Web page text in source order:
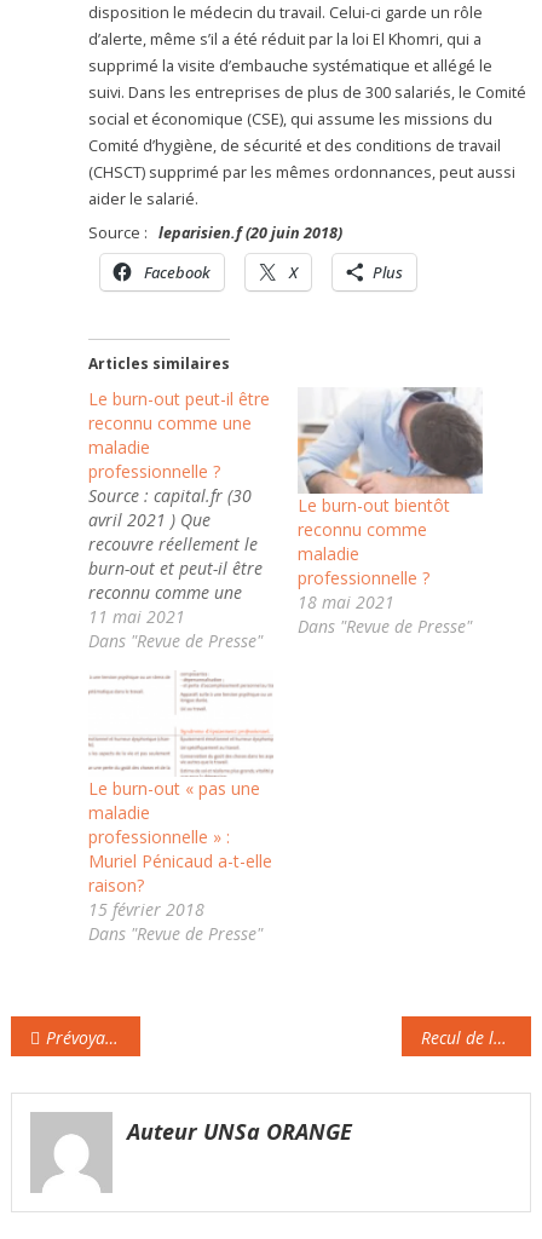
disposition le médecin du travail. Celui-ci garde un rôle
d’alerte, même s’il a été réduit par la loi El Khomri, qui a
supprimé la visite d’embauche systématique et allégé le
suivi. Dans les entreprises de plus de 300 salariés, le Comité
social et économique (CSE), qui assume les missions du
Comité d’hygiène, de sécurité et des conditions de travail
(CHSCT) supprimé par les mêmes ordonnances, peut aussi
aider le salarié.
Source :
leparisien.f (20 juin 2018)
Facebook X Plus
Articles similaires
Le burn-out peut-il être
reconnu comme une
maladie
professionnelle ?
Source : capital.fr (30
avril 2021 ) Que
recouvre réellement le
burn-out et peut-il être
reconnu comme une
maladie professionnelle
? Décryptage de
Margaux Berbey, juriste
en droit social pour les
Éditions Tissot, éditeurs
de documentations
spécialisées en droit du
travail depuis plus de
40 ans pour les RH et…
11 mai 2021
Dans "Revue de Presse"
Le burn-out bientôt
reconnu comme
maladie
professionnelle ?
18 mai 2021
Dans "Revue de Presse"
Le burn-out « pas une
maladie
professionnelle » :
Muriel Pénicaud a-t-elle
raison?
15 février 2018
Dans "Revue de Presse"
Navigation
de
l’article
Prévoyance des fonctionnaires : Tous pour un contrat collectif Recul de la TNT : le régulateur des télécoms s’interroge sur son avenir
Auteur UNSa ORANGE